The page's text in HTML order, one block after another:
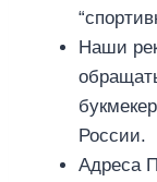
Наши
России.
Адреса